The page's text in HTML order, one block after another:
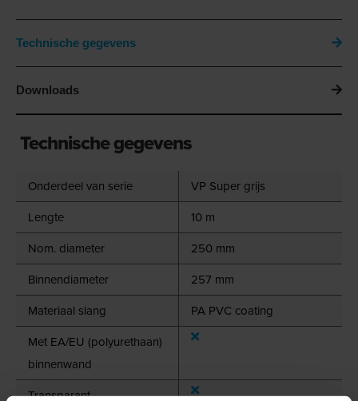
Technische gegevens
Downloads
Technische gegevens
Onderdeel van serie
VP Super grijs
Lengte
10 m
Nom. diameter
250 mm
Binnendiameter
257 mm
Materiaal slang
PA PVC coating
Met EA/EU (polyurethaan)
binnenwand
Transparant